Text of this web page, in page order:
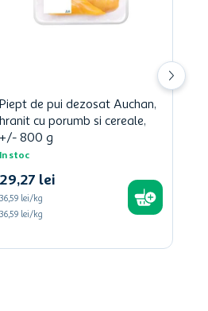
Piept de pui dezosat Auchan,
hranit cu porumb si cereale,
+/- 800 g
In stoc
29,27 lei
36,59 lei/kg
36,59 lei/kg